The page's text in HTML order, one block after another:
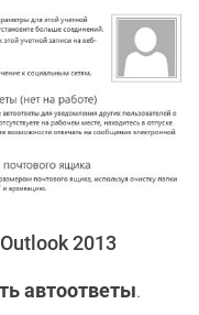
2013
автоответы.